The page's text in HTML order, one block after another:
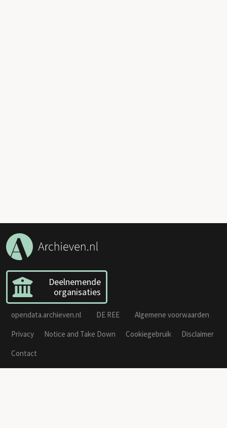
Deelnemende
organisaties
opendata.archieven.nl DE REE
Algemene voorwaarden
Privacy
Notice and Take Down Cookiegebruik
Disclaimer
Contact